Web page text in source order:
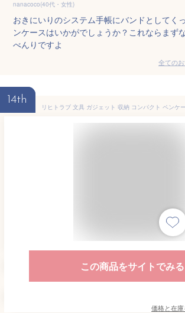
nanacoco(40代・女性)
おきにいりのシステム手帳にバンドとしてく
ンケースはいかがでしょうか？これならまず
べんりですよ
全ての
14th
この商品をサイトでみる
価格と在庫